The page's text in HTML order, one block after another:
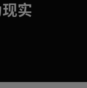
实